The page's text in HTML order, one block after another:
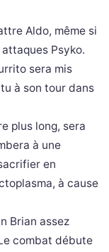
Aldo, même si
Psyko.
sera mis
à son tour dans
plus long, sera
à une
en
à cause
Brian assez
combat débute